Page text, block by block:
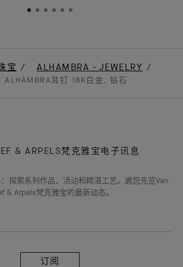
宝 ALHAMBRA - JEWELRY
ALHAMBRA耳钉 18K白金, 钻石
& ARPELS梵克雅宝电子讯息
探索系列作品、活动和精湛工艺。邀您先览Van
& Arpels梵克雅宝的最新动态。
阅